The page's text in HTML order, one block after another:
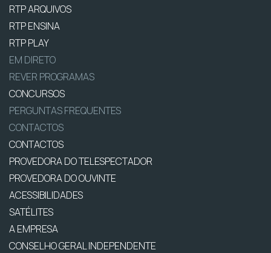
RTP ARQUIVOS
RTP ENSINA
RTP PLAY
EM DIRETO
REVER PROGRAMAS
CONCURSOS
PERGUNTAS FREQUENTES
CONTACTOS
CONTACTOS
PROVEDORA DO TELESPECTADOR
PROVEDORA DO OUVINTE
ACESSIBILIDADES
SATÉLITES
A EMPRESA
CONSELHO GERAL INDEPENDENTE